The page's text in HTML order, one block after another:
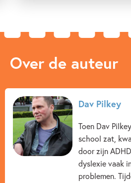
Over de auteur
Dav Pilkey
Toen Dav
school zat,
door zijn
dyslexie vaak
problemen.